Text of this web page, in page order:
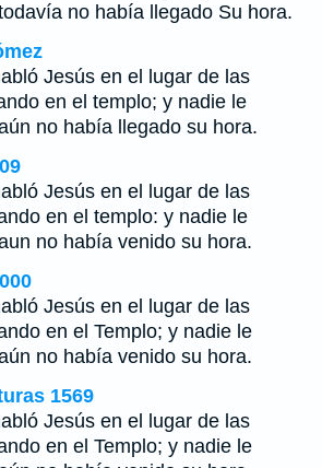
no había llegado Su hora.
Jesús en el lugar de las
en el templo; y nadie le
no había llegado su hora.
Jesús en el lugar de las
en el templo: y nadie le
no había venido su hora.
Jesús en el lugar de las
en el Templo; y nadie le
no había venido su hora.
1569
Jesús en el lugar de las
en el Templo; y nadie le